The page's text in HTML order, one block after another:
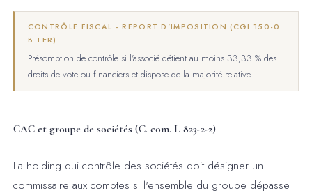
CONTRÔLE FISCAL - REPORT D'IMPOSITION (CGI 150-0
B TER)
Présomption de contrôle si l'associé détient au moins 33,33 % des
droits de vote ou financiers et dispose de la majorité relative.
CAC et groupe de sociétés (C. com. L 823-2-2)
La holding qui contrôle des sociétés doit désigner un
commissaire aux comptes si l'ensemble du groupe dépasse